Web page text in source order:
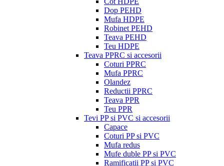
Dop PEHD
Mufa HDPE
Robinet PEHD
Teava PEHD
Teu HDPE
Teava PPRC si accesorii
Coturi PPRC
Mufa PPRC
Olandez
Reductii PPRC
Teava PPR
Teu PPR
Tevi PP si PVC si accesorii
Capace
Coturi PP si PVC
Mufa redus
Mufe duble PP si PVC
Ramificatii PP si PVC